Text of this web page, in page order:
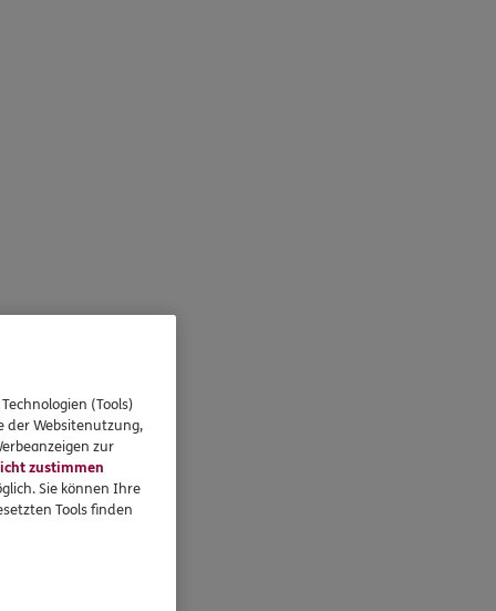
(Tools)
der Websitenutzung,
zur
zustimmen
Sie können Ihre
Tools finden